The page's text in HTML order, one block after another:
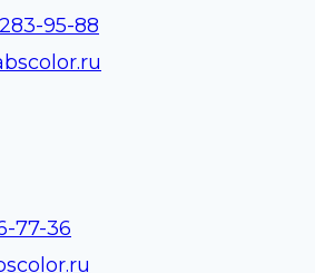
95-88
77-36